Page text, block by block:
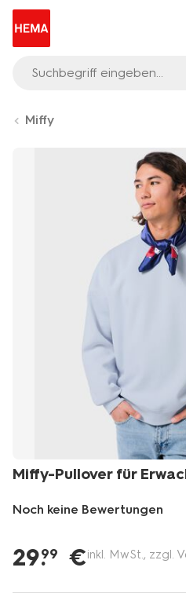
Suchbegriff eingeben...
Miffy
Miffy-Pullover für
Noch keine Bewertungen
de/party-
geschenkideen/limited-
pullover-
29.
99 €inkl. MwSt., zzgl.